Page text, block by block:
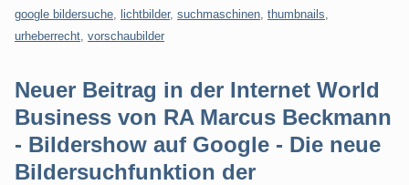
google bildersuche
lichtbilder, suchmaschinen thumbnails
urheberrecht vorschaubilder
Neuer Beitrag in der Internet World
Business von RA Marcus Beckmann
- Bildershow auf Google - Die neue
Bildersuchfunktion der